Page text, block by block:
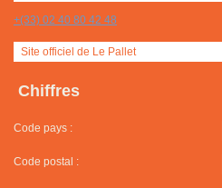
+(33) 02 40 80 42 48
Site officiel de Le Pallet
Chiffres
Code pays :
Code postal :